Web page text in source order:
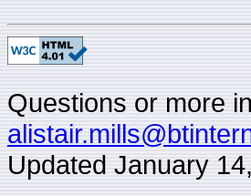
Questions or more
Updated January